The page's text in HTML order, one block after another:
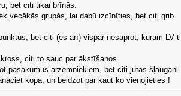
bet citi tikai brīnās.
vecākās grupās, lai dabū izcīnīties, bet citi grib
bet citi (es arī) vispār nesaprot, kuram LV
citi to sauc par ākstīšanos
pasākumus ārzemniekiem, bet citi jūtās šļaugani
kopā, un beidzot par kaut ko vienojieties !